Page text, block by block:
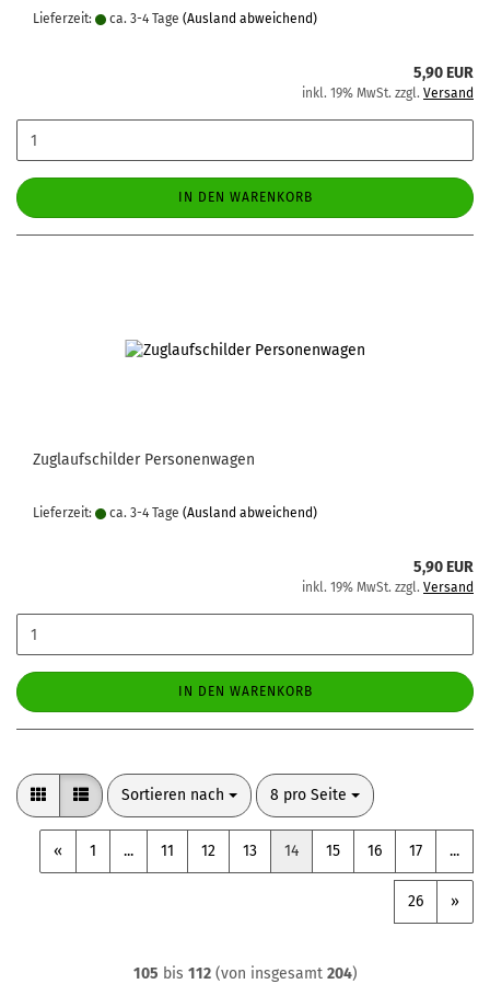
Lieferzeit: ca. 3-4 Tage (Ausland abweichend)
5,90 EUR
inkl. 19% MwSt. zzgl. Versand
IN DEN WARENKORB
Zuglaufschilder Personenwagen
Lieferzeit: ca. 3-4 Tage (Ausland abweichend)
5,90 EUR
inkl. 19% MwSt. zzgl. Versand
IN DEN WARENKORB
Sortieren nach
Sortieren nach 8 pro Seite
pro Seite
« 1 ... 11 12 13 14 15 16 17 ...
26 »
105 bis 112(von insgesamt 204)